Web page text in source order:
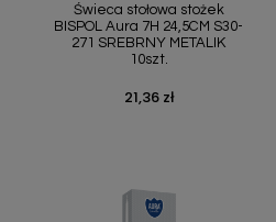
Świeca stołowa stożek
BISPOL Aura 7H 24,5CM S30-
271 SREBRNY METALIK
10szt.
Cena
21,36 zł